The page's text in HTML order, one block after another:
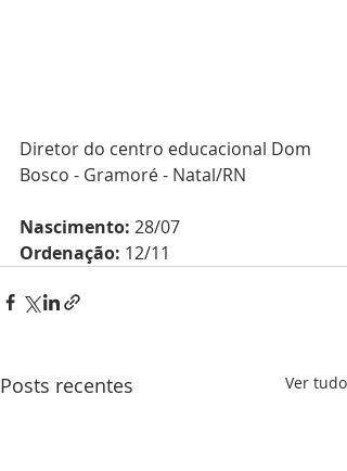
Diretor do centro educacional Dom
Bosco - Gramoré - Natal/RN
Nascimento: 28/07
Ordenação: 12/11
Posts recentes Ver tudo